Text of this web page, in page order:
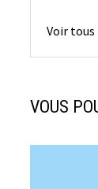
Voir
VOUS